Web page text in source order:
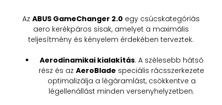
Az ABUS GameChanger 2.0 egy csúcskategóriás
aero kerékpáros sisak, amelyet a maximális
teljesítmény és kényelem érdekében terveztek.
Aerodinamikai kialakítás: A szélesebb hátsó
rész és az AeroBlade speciális rácsszerkezete
optimalizálja a légáramlást, csökkentve a
légellenállást minden versenyhelyzetben.